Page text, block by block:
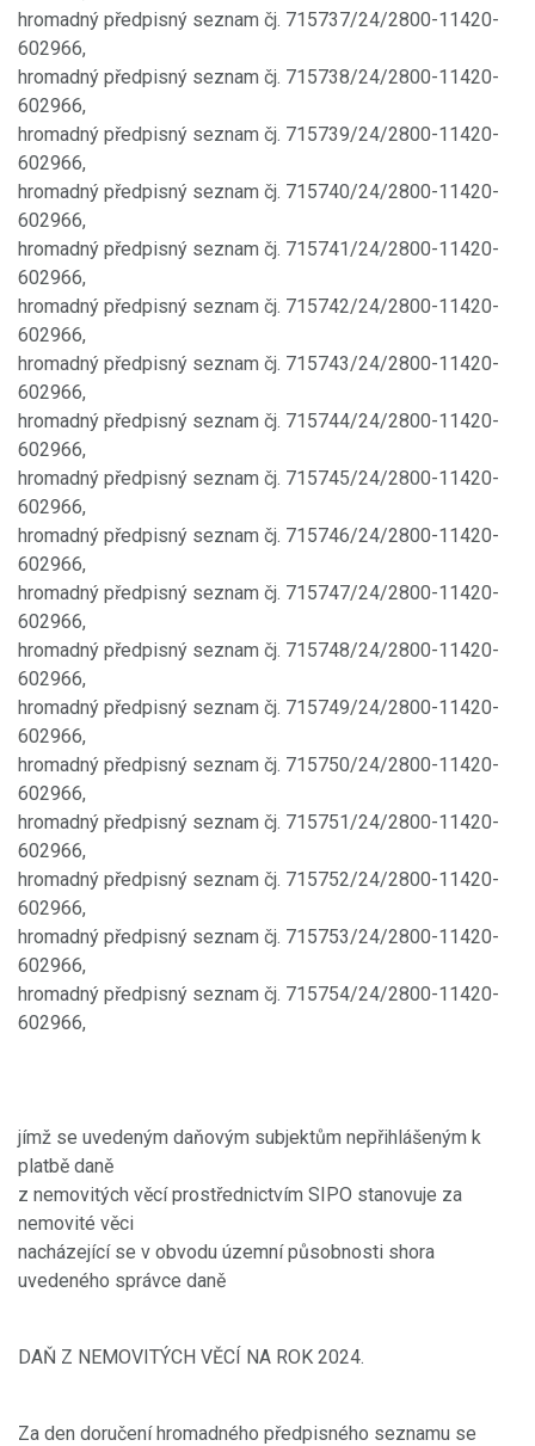
hromadný předpisný seznam čj. 715737/24/2800-11420-
602966,
hromadný předpisný seznam čj. 715738/24/2800-11420-
602966,
hromadný předpisný seznam čj. 715739/24/2800-11420-
602966,
hromadný předpisný seznam čj. 715740/24/2800-11420-
602966,
hromadný předpisný seznam čj. 715741/24/2800-11420-
602966,
hromadný předpisný seznam čj. 715742/24/2800-11420-
602966,
hromadný předpisný seznam čj. 715743/24/2800-11420-
602966,
hromadný předpisný seznam čj. 715744/24/2800-11420-
602966,
hromadný předpisný seznam čj. 715745/24/2800-11420-
602966,
hromadný předpisný seznam čj. 715746/24/2800-11420-
602966,
hromadný předpisný seznam čj. 715747/24/2800-11420-
602966,
hromadný předpisný seznam čj. 715748/24/2800-11420-
602966,
hromadný předpisný seznam čj. 715749/24/2800-11420-
602966,
hromadný předpisný seznam čj. 715750/24/2800-11420-
602966,
hromadný předpisný seznam čj. 715751/24/2800-11420-
602966,
hromadný předpisný seznam čj. 715752/24/2800-11420-
602966,
hromadný předpisný seznam čj. 715753/24/2800-11420-
602966,
hromadný předpisný seznam čj. 715754/24/2800-11420-
602966,
jímž se uvedeným daňovým subjektům nepřihlášeným k
platbě daně
z nemovitých věcí prostřednictvím SIPO stanovuje za
nemovité věci
nacházející se v obvodu územní působnosti shora
uvedeného správce daně
DAŇ Z NEMOVITÝCH VĚCÍ NA ROK 2024.
Za den doručení hromadného předpisného seznamu se